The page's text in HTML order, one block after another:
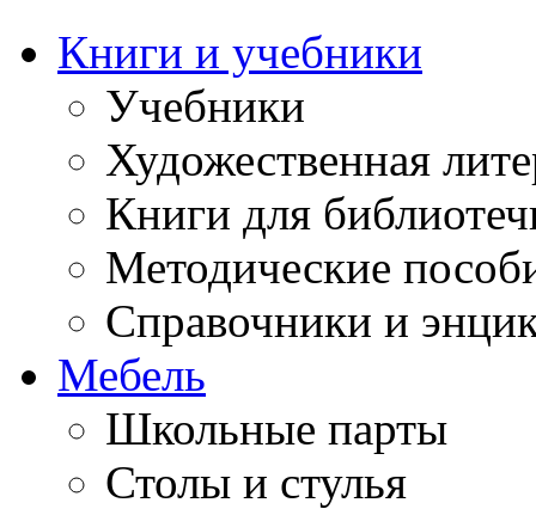
Книги и учебники
Учебники
Художественная
Книги для
Методические
Справочники и
Мебель
Школьные парты
Столы и стулья